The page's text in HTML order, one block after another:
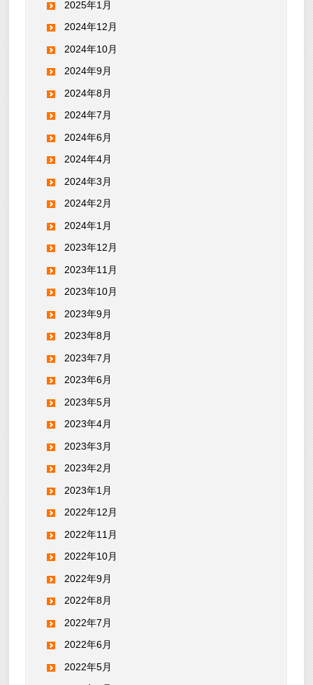
2025年1月
2024年12月
2024年10月
2024年9月
2024年8月
2024年7月
2024年6月
2024年4月
2024年3月
2024年2月
2024年1月
2023年12月
2023年11月
2023年10月
2023年9月
2023年8月
2023年7月
2023年6月
2023年5月
2023年4月
2023年3月
2023年2月
2023年1月
2022年12月
2022年11月
2022年10月
2022年9月
2022年8月
2022年7月
2022年6月
2022年5月